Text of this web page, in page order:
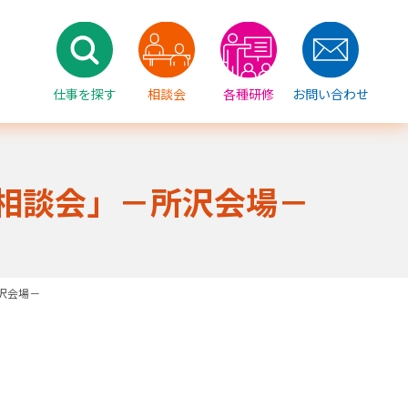
仕事を探す 相談会 各種研修 お問い合わせ
談会」－所沢会場－
会場－